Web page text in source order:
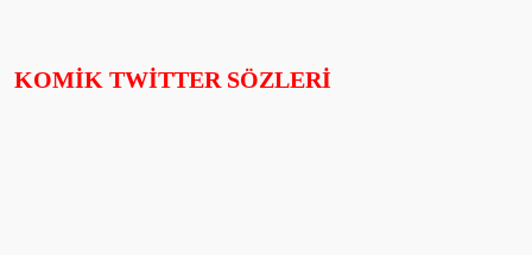
KOMİK TWİTTER SÖZLERİ